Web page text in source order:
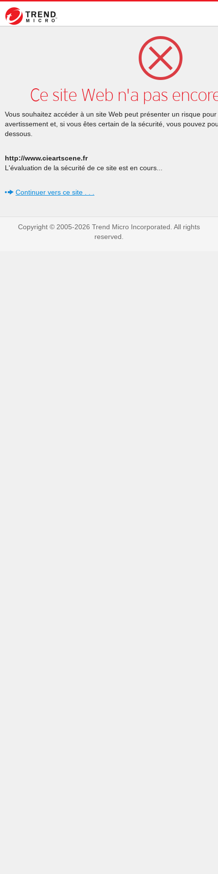
Ce site Web n'a pas
Vous souhaitez accéder à un site Web peut présenter un risque
avertissement et, si vous êtes certain de la sécurité, vous pouvez
dessous.
http://www.cieartscene.fr
L'évaluation de la sécurité de ce site est en cours...
Continuer vers ce site . . .
Copyright © 2005-2026 Trend Micro Incorporated. All rights
reserved.